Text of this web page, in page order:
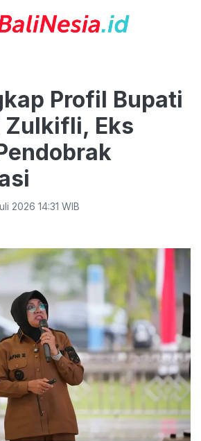
Profil Bupati
Eks
2026 14:31 WIB